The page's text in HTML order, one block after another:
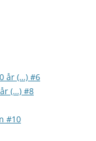
år (…) #6
(…) #8
#10